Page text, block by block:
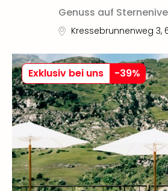
Genuss auf
Kressebrunnenweg 3,
Exklusiv bei uns -39%